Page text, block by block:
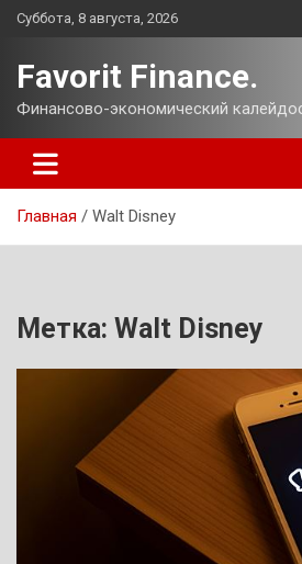
Перейти
Суббота, 8 августа, 2026
Favorit Finance.
Финансово-экономический
Главная Walt Disney
Метка: Walt Disney